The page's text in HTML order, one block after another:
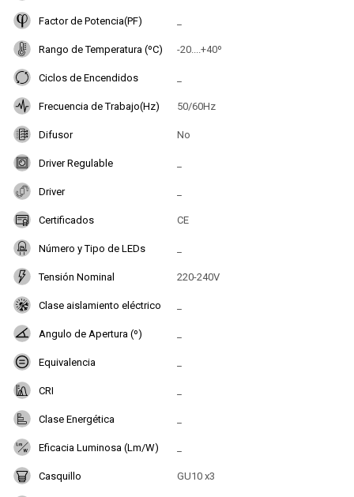
Factor de Potencia(PF)
Rango de Temperatura (ºC) -20....+40º
Ciclos de Encendidos
Frecuencia de Trabajo(Hz) 50/60Hz
Difusor No
Driver Regulable
Driver
Certificados CE
Número y Tipo de LEDs
Tensión Nominal 220-240V
Clase aislamiento eléctrico
Angulo de Apertura (º)
Equivalencia
CRI
Clase Energética
Eficacia Luminosa (Lm/W)
Casquillo GU10 x3